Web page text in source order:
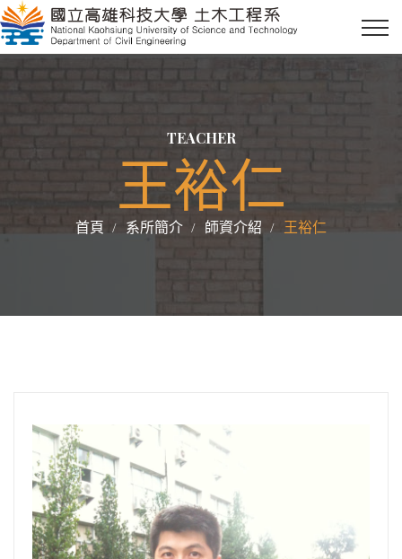
TEACHER
王裕仁
首頁 系所簡介 師資介紹 王裕仁